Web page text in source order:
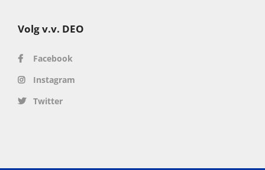
Volg v.v. DEO
Facebook
Instagram
Twitter